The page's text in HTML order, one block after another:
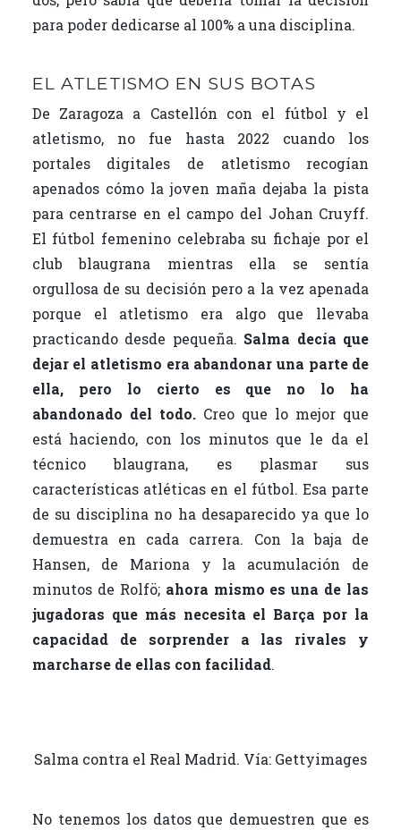
para poder dedicarse al 100% a una disciplina.
EL ATLETISMO EN SUS BOTAS
De Zaragoza a Castellón con el fútbol y el
atletismo, no fue hasta 2022 cuando los
portales digitales de atletismo recogían
apenados cómo la joven maña dejaba la pista
para centrarse en el campo del Johan Cruyff.
El fútbol femenino celebraba su fichaje por el
club blaugrana mientras ella se sentía
orgullosa de su decisión pero a la vez apenada
porque el atletismo era algo que llevaba
practicando desde pequeña. Salma decía que
dejar el atletismo era abandonar una parte de
ella, pero lo cierto es que no lo ha
abandonado del todo.Creo que lo mejor que
está haciendo, con los minutos que le da el
técnico blaugrana, es plasmar sus
características atléticas en el fútbol. Esa parte
de su disciplina no ha desaparecido ya que lo
demuestra en cada carrera. Con la baja de
Hansen, de Mariona y la acumulación de
minutos de Rolfö; ahora mismo es una de las
jugadoras que más necesita el Barça por la
capacidad de sorprender a las rivales y
marcharse de ellas con facilidad.
Salma contra el Real Madrid. Vía: Gettyimages
No tenemos los datos que demuestren que es